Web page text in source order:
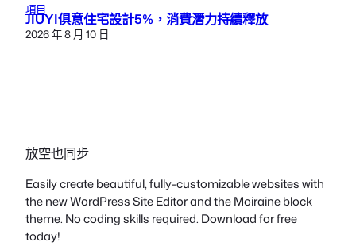
項目
JIUYI俱意住宅設計5%，消費潛力持續釋放
2026 年 8 月 10 日
放空也同步
Easily create beautiful, fully-customizable websites with
the new WordPress Site Editor and the Moiraine block
theme. No coding skills required. Download for free
today!